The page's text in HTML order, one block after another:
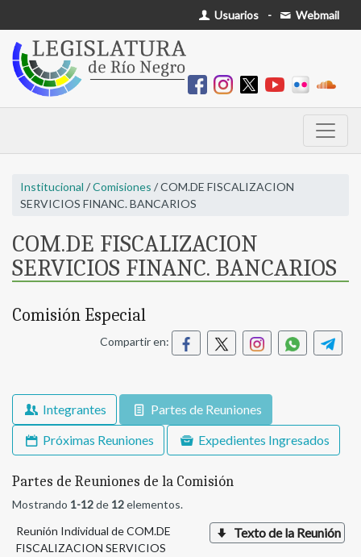
Usuarios - Webmail
Institucional /Comisiones / COM.DE FISCALIZACION
SERVICIOS FINANC. BANCARIOS
COM.DE FISCALIZACION
SERVICIOS FINANC. BANCARIOS
Comisión Especial
Compartir en:
Integrantes
Partes de Reuniones
Próximas Reuniones
Expedientes Ingresados
Partes de Reuniones de la Comisión
Mostrando 1-12de 12elementos.
Reunión Individual de COM.DE
FISCALIZACION SERVICIOS
Texto de la Reunión